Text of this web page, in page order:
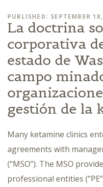
PUBLISHED: SEPTEMBER
La doctrina
corporativa
estado de
campo
gestión de la
Many ketamine clinics
agreements with
(“MSO”). The MSO
professional entities